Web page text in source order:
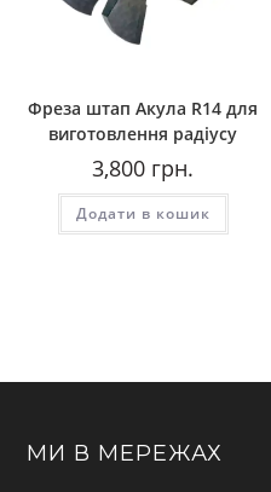
Фреза штап Акула R14 для
виготовлення радіусу
3,800 грн.
Додати в кошик
МИ В МЕРЕЖАХ